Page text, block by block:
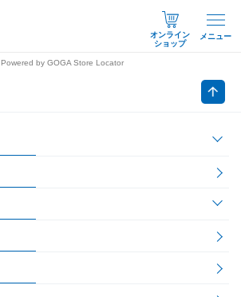
オンライン
ショップ
メニュー
Powered by GOGA Store Locator